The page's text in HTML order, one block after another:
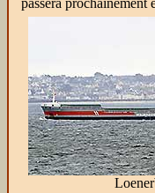
passera